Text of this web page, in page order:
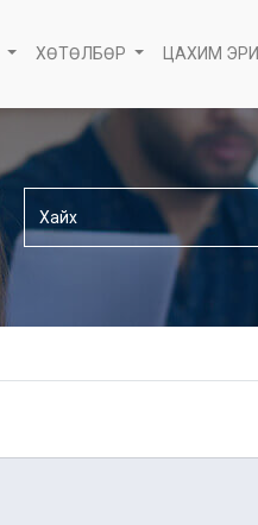
ХӨТӨЛБӨР ЦАХИМ